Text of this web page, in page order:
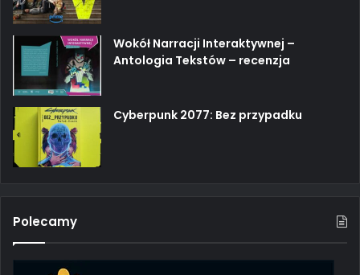
Wokół Narracji Interaktywnej –
Antologia Tekstów – recenzja
Cyberpunk 2077: Bez przypadku
Polecamy